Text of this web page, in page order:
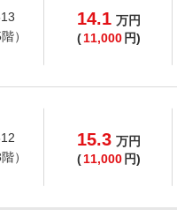
階）
14.1 万円
( 11,000 円)
階）
15.3 万円
( 11,000 円)